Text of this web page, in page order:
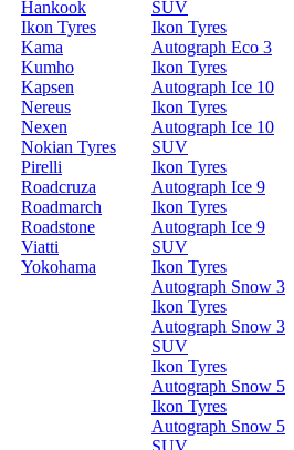
Hankook
Ikon Tyres
Kama
Kumho
Kapsen
Nereus
Nexen
Nokian Tyres
Pirelli
Roadcruza
Roadmarch
Roadstone
Viatti
Yokohama
SUV
Ikon Tyres
Autograph Eco 3
Ikon Tyres
Autograph Ice 10
Ikon Tyres
Autograph Ice 10
SUV
Ikon Tyres
Autograph Ice 9
Ikon Tyres
Autograph Ice 9
SUV
Ikon Tyres
Autograph Snow 3
Ikon Tyres
Autograph Snow 3
SUV
Ikon Tyres
Autograph Snow 5
Ikon Tyres
Autograph Snow 5
SUV